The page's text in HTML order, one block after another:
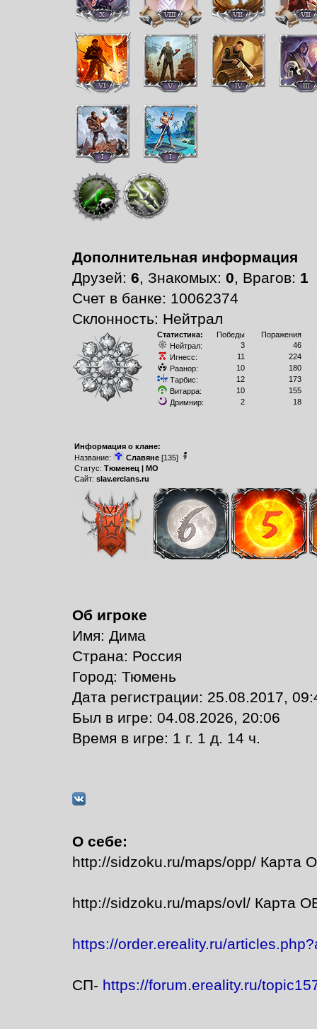
Дополнительная информация
Друзей: 6, Знакомых: 0, Врагов: 1
Счет в банке: 10062374
Склонность: Нейтрал
Статистика: Победы
Поражения
Нейтрал:
3
46
Игнесс:
11
224
Раанор:
10
180
Тарбис:
12
173
Витарра:
10
155
Дримнир:
2 18
Информация о клане:
Название:
Славяне[135]
Статус: Тюменец | МО
Сайт: slav.erclans.ru
Об игроке
Имя: Дима
Страна: Россия
Город: Тюмень
Дата регистрации: 25.08.2017,
Был в игре: 04.08.2026, 20:06
Время в игре: 1 г. 1 д. 14 ч.
О себе:
http://sidzoku.ru/maps/opp/ Карта
http://sidzoku.ru/maps/ovl/ Карта
https://order.ereality.ru/
СП- https://forum.ereality.ru/